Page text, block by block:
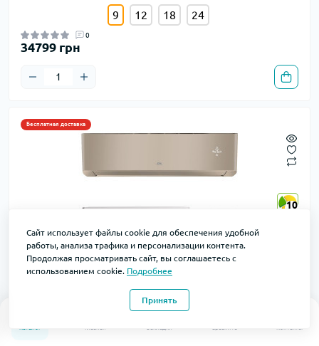
Каталог Главная Закладки
0
Сравнить Контакты
9 12 18 24
0
34799 грн
Бесплатная доставка
10
10
Кондиционер Cooper&Hunter CH-S09FTXAL2-GD SUPREME
Сайт использует файлы cookie для обеспечения удобной
работы, анализа трафика и персонализации контента.
Продолжая просматривать сайт, вы соглашаетесь с
использованием cookie. Подробнее
Принять